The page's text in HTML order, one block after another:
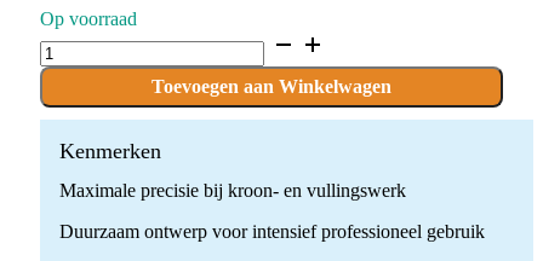
Op voorraad
D.864.016.F.FG
x
Boren
quantity
Toevoegen aan Winkelwagen
Kenmerken
Maximale precisie bij kroon- en vullingswerk
Duurzaam ontwerp voor intensief professioneel gebruik